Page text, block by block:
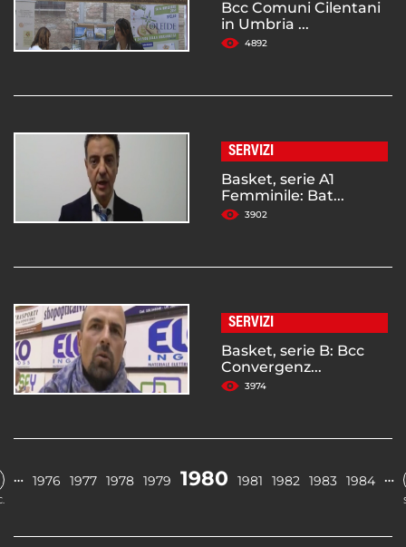
Bcc Comuni Cilentani
in Umbria ...
4892
SERVIZI
Basket, serie A1
Femminile: Bat...
3902
SERVIZI
Basket, serie B: Bcc
Convergenz...
3974
… 1976 1977 1978 1979 1980 1981 1982 1983 1984 …